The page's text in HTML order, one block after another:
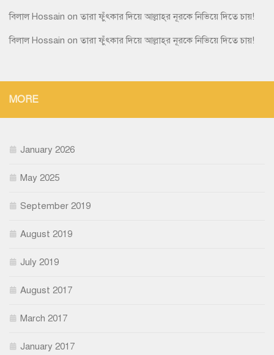
বিলাল Hossain onতারা ফুঁৎকার দিয়ে আল্লাহ্‌র নূরকে নিভিয়ে দিতে চায়!
বিলাল Hossain onতারা ফুঁৎকার দিয়ে আল্লাহ্‌র নূরকে নিভিয়ে দিতে চায়!
MORE
January 2026
May 2025
September 2019
August 2019
July 2019
August 2017
March 2017
January 2017